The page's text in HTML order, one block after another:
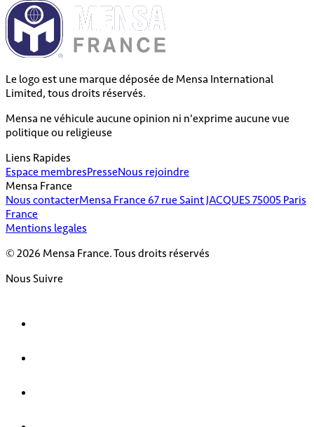
Le logo est une marque déposée de Mensa International
Limited, tous droits réservés.
Mensa ne véhicule aucune opinion ni n'exprime aucune vue
politique ou religieuse
Liens Rapides
Espace membresPresseNous rejoindre
Mensa France
Nous contacterMensa France 67 rue Saint JACQUES 75005 Paris
France
Mentions legales
© 2026 Mensa France. Tous droits réservés
Nous Suivre